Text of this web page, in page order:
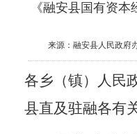
《融安县国有资
来源：融安县人民政府
各乡（镇）人民
县直及驻融各有